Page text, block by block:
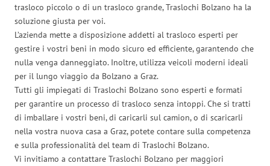
trasloco piccolo o di un trasloco grande, Traslochi Bolzano ha la
soluzione giusta per voi.
L’azienda mette a disposizione addetti al trasloco esperti per
gestire i vostri beni in modo sicuro ed efficiente, garantendo che
nulla venga danneggiato. Inoltre, utilizza veicoli moderni ideali
per il lungo viaggio da Bolzano a Graz.
Tutti gli impiegati di Traslochi Bolzano sono esperti e formati
per garantire un processo di trasloco senza intoppi. Che si tratti
di imballare i vostri beni, di caricarli sul camion, o di scaricarli
nella vostra nuova casa a Graz, potete contare sulla competenza
e sulla professionalità del team di Traslochi Bolzano.
Vi invitiamo a contattare Traslochi Bolzano per maggiori